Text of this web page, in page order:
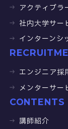
アクティブラ
社内大学サー
インターンシ
エンジニア採
メンターサー
CONTENTS
講師紹介